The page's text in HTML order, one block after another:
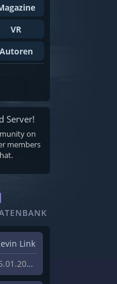
VR
Autoren
Server!
on
members
Link
25.01.2024